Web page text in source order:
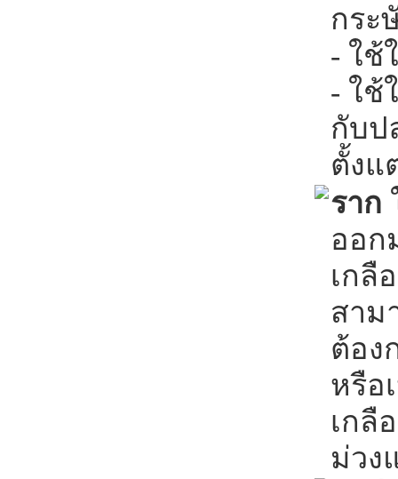
กระ
- ใช้
- ใช้
กับป
ตั้งแ
ราก
ออก
เกลื
สาม
ต้อง
หรือ
เกลื
ม่วง